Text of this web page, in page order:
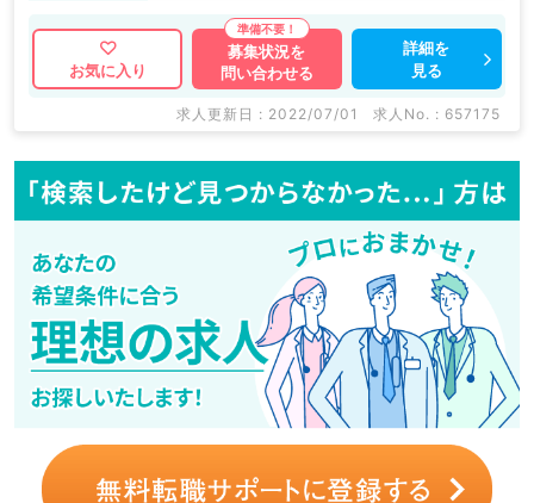
お気に入り
募集状況を
問い合わせる
詳細を
見る
求人更新日 : 2022/07/01 求人No. : 657175